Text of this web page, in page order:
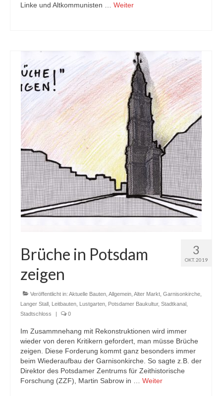
Linke und Altkommunisten … Weiter
3
OKT. 2019
Brüche in Potsdam
zeigen
Veröffentlicht in: Aktuelle Bauten Allgemein Alter Markt Garnisonkirche
Langer Stall Leitbauten Lustgarten Potsdamer Baukultur, Stadtkanal
Stadtschloss
| 0
Im Zusammnehang mit Rekonstruktionen wird immer
wieder von deren Kritikern gefordert, man müsse Brüche
zeigen. Diese Forderung kommt ganz besonders immer
beim Wiederaufbau der Garnisonkirche. So sagte z.B. der
Direktor des Potsdamer Zentrums für Zeithistorische
Forschung (ZZF), Martin Sabrow in … Weiter